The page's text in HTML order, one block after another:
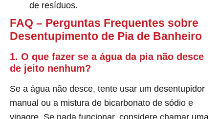
de resíduos.
FAQ – Perguntas Frequentes sobre
Desentupimento de Pia de Banheiro
1. O que fazer se a água da pia não desce
de jeito nenhum?
Se a água não desce, tente usar um desentupidor
manual ou a mistura de bicarbonato de sódio e